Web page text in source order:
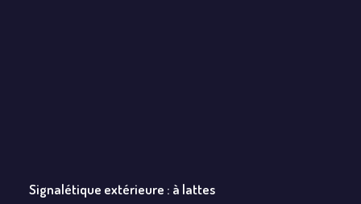
Signalétique extérieure : à lattes